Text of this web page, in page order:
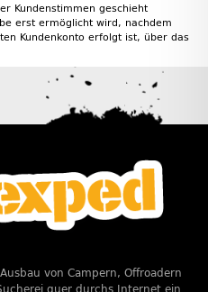
Kundenstimmen geschieht
erst ermöglicht wird, nachdem
Kundenkonto erfolgt ist, über das
von Campern, Offroadern